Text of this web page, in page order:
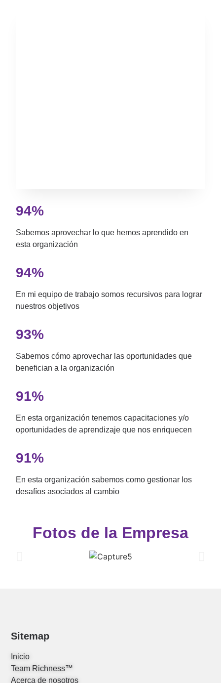
94%
Sabemos aprovechar lo que hemos aprendido en
esta organización
94%
En mi equipo de trabajo somos recursivos para lograr
nuestros objetivos
93%
Sabemos cómo aprovechar las oportunidades que
benefician a la organización
91%
En esta organización tenemos capacitaciones y/o
oportunidades de aprendizaje que nos enriquecen
91%
En esta organización sabemos como gestionar los
desafíos asociados al cambio
Fotos de la Empresa
Sitemap
Inicio
Team Richness™
Acerca de nosotros